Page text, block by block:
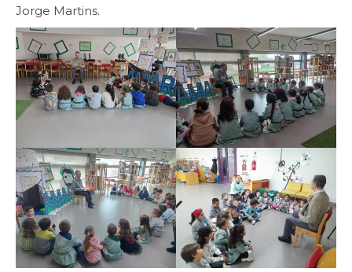
Jorge Martins.